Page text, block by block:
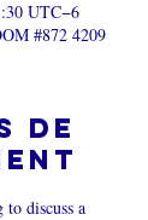
UTC−6
#872 4209
de
discuss a